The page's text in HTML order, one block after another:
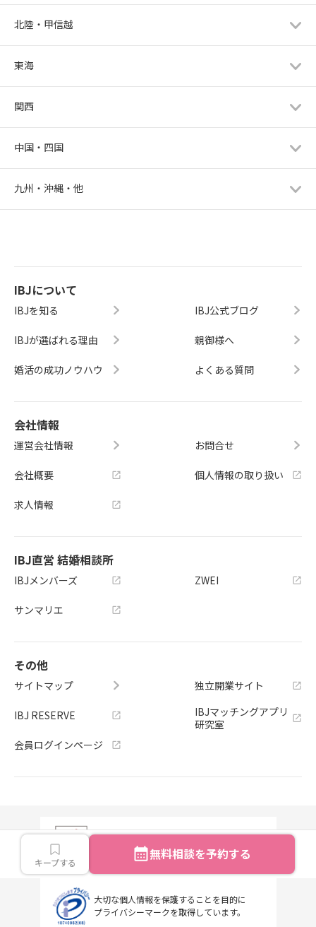
キープする 無料相談を予約する
北陸・甲信越
東海
関西
中国・四国
九州・沖縄・他
IBJについて
IBJを知る
IBJが選ばれる理由
婚活の成功ノウハウ
IBJ公式ブログ
親御様へ
よくある質問
会社情報
運営会社情報
会社概要
求人情報
お問合せ
個人情報の取り扱い
IBJ直営 結婚相談所
IBJメンバーズ
サンマリエ
ZWEI
その他
サイトマップ
IBJ RESERVE
会員ログインページ
独立開業サイト
IBJマッチングアプリ
研究室
株式会社IBJは、東京証券取引所
プライム市場に上場しております。
（証券コード：6071）
大切な個人情報を保護することを目的に
プライバシーマークを取得しています。